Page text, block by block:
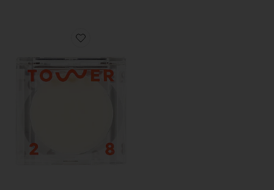
Favorite SUPERDEW ハイライトバーム